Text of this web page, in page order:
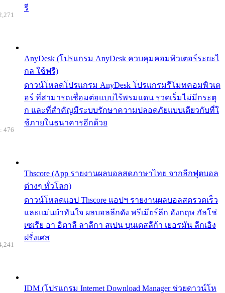
รี
AnyDesk (โปรแกรม AnyDesk ควบคุมคอมพิวเตอร์ระยะไ
กล ใช้ฟรี)
ดาวน์โหลดโปรแกรม AnyDesk โปรแกรมรีโมทคอมพิวเต
อร์ ที่สามารถเชื่อมต่อแบบไร้พรมแดน รวดเร็มไม่มีกระตุ
ก และที่สำคัญมีระบบรักษาความปลอดภัยแบบเดียวกับที่ใ
ช้ภายในธนาคารอีกด้วย
Thscore (App รายงานผลบอลสดภาษาไทย จากลีกฟุตบอล
ต่างๆ ทั่วโลก)
ดาวน์โหลดแอป Thscore แอปฯ รายงานผลบอลสดรวดเร็ว
และแม่นยำทันใจ ผลบอลลีกดัง พรีเมียร์ลีก อังกฤษ กัลโช่
เซเรีย อา อิตาลี ลาลีกา สเปน บุนเดสลีก้า เยอรมัน ลีกเอิง
ฝรั่งเศส
476
IDM (โปรแกรม Internet Download Manager ช่วยดาวน์โห